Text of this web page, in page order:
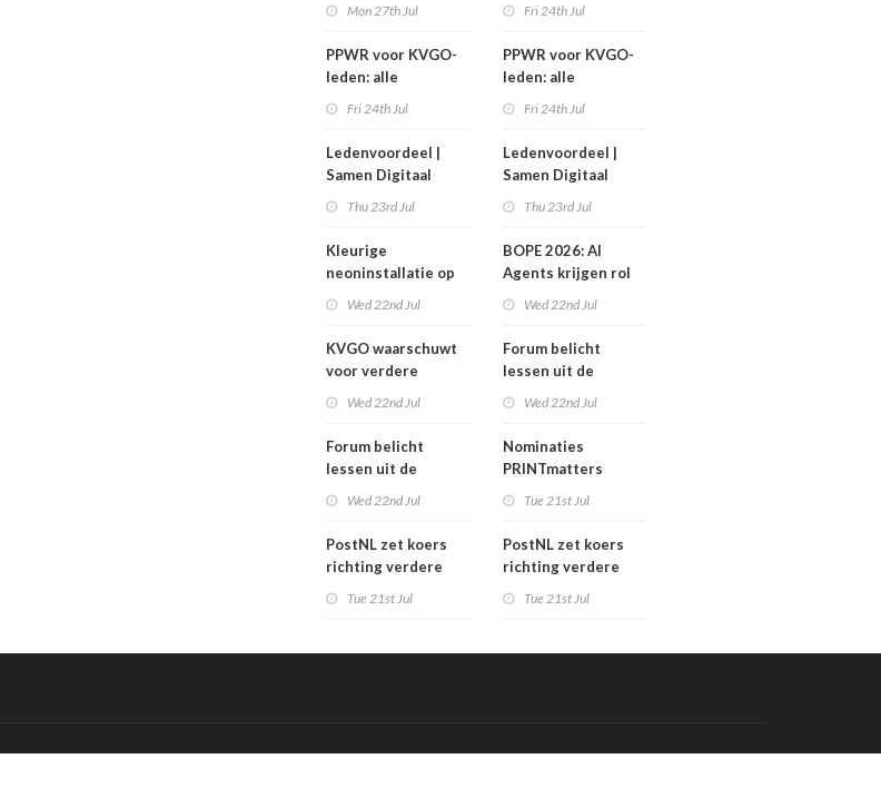
Mon 27th Jul
PPWR voor KVGO-
leden: alle
webinar
overzichtelijk op
Fri 24th Jul
Ledenvoordeel |
Samen Digitaal
Thu 23rd Jul
Kleurige
neoninstallatie op
Wed 22nd Jul
KVGO waarschuwt
voor verdere
Wed 22nd Jul
Forum belicht
lessen uit de
carrièreswitches
Wed 22nd Jul
PostNL zet koers
richting verdere
betalen de rekening
Tue 21st Jul
Fri 24th Jul
PPWR voor KVGO-
leden: alle
webinar
overzichtelijk op
Fri 24th Jul
Ledenvoordeel |
Samen Digitaal
Thu 23rd Jul
BOPE 2026: AI
Agents krijgen rol
Wed 22nd Jul
Forum belicht
lessen uit de
carrièreswitches
Wed 22nd Jul
Nominaties
PRINTmatters
Tue 21st Jul
PostNL zet koers
richting verdere
betalen de rekening
Tue 21st Jul